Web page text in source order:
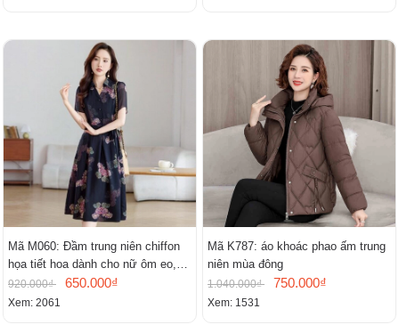
Mã M060: Đầm trung niên chiffon
họa tiết hoa dành cho nữ ôm eo,
cổ chữ V, đầm midi tay ngắn thanh
lịch.
920.000₫ 650.000₫
Xem: 2061
Mã K787: áo khoác phao ấm trung
niên mùa đông
1.040.000₫ 750.000₫
Xem: 1531